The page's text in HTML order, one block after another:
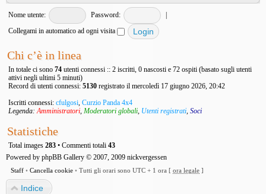
Nome utente: Password:
|
Collegami in automatico ad ogni visita
Chi c’è in linea
In totale ci sono 74 utenti connessi :: 2 iscritti, 0 nascosti e 72 ospiti (basato sugli utenti
attivi negli ultimi 5 minuti)
Record di utenti connessi: 5130 registrato il mercoledì 17 giugno 2026, 20:42
Iscritti connessi: cfulgosi, Curzio Panda 4x4
Legenda:Amministratori, Moderatori globali, Utenti registrati, Soci
Statistiche
Total images 283 • Commenti totali 43
Powered by phpBB Gallery © 2007, 2009 nickvergessen
Staff • Cancella cookie • Tutti gli orari sono UTC + 1 ora [ ora legale ]
Indice